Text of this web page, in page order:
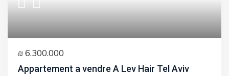
₪ 6.300.000
Appartement a vendre A Lev Hair Tel Aviv